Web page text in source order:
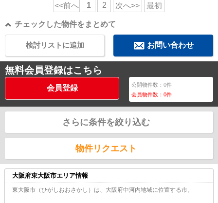
<<前へ 1 2 次へ>> 最初
チェックした物件をまとめて
お問い合わせ
検討リストに追加
無料会員登録はこちら
会員登録 公開物件数：0件
会員物件数：0件
さらに条件を絞り込む
物件リクエスト
大阪府東大阪市エリア情報
東大阪市（ひがしおおさかし）は、大阪府中河内地域に位置する市。